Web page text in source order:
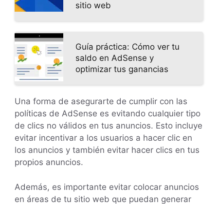
sitio web
Guía práctica: Cómo ver tu
saldo en AdSense y
optimizar tus ganancias
Una forma de asegurarte de cumplir con las
políticas de AdSense es evitando cualquier tipo
de clics no válidos en tus anuncios. Esto incluye
evitar incentivar a los usuarios a hacer clic en
los anuncios y también evitar hacer clics en tus
propios anuncios.
Además, es importante evitar colocar anuncios
en áreas de tu sitio web que puedan generar